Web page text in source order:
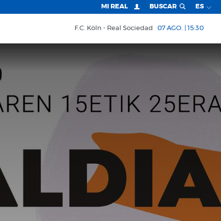
MI REAL BUSCAR ES
F.C. Köln Real Sociedad 07 AGO. | 15:30